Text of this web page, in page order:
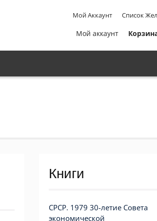
Мой Аккаунт Список
Мой аккаунт
Книги
СРСР. 1979 30-летие Совета
экономической